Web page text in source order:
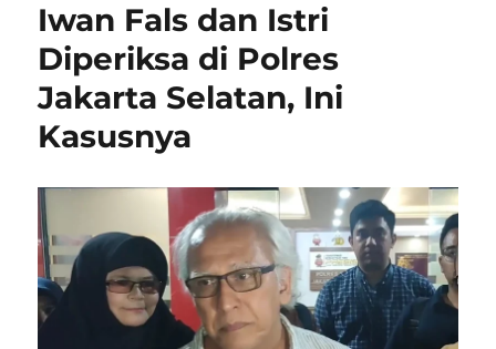
Iwan Fals dan Istri
Diperiksa di Polres
Jakarta Selatan, Ini
Kasusnya